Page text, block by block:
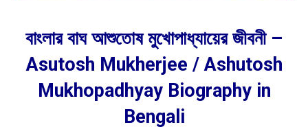
বাংলার বাঘ আশুতোষ মুখোপাধ্যায়ের জীবনী –
Asutosh Mukherjee / Ashutosh
Mukhopadhyay Biography in
Bengali